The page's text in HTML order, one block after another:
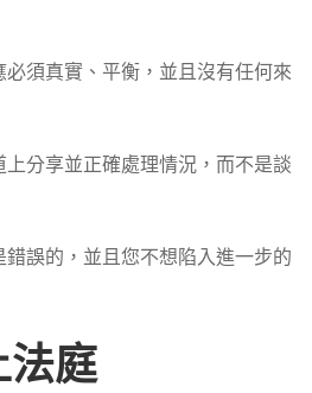
須真實、平衡，並且沒有任何來
分享並正確處理情況，而不是談
誤的，並且您不想陷入進一步的
法庭